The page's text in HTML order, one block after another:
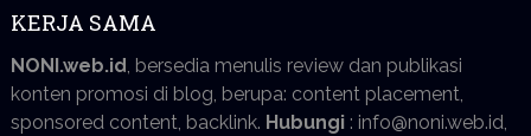
KERJA SAMA
NONI.web.id, bersedia menulis review dan publikasi
konten promosi di blog, berupa: content placement,
sponsored content, backlink. Hubungi: info@noni.web.id,